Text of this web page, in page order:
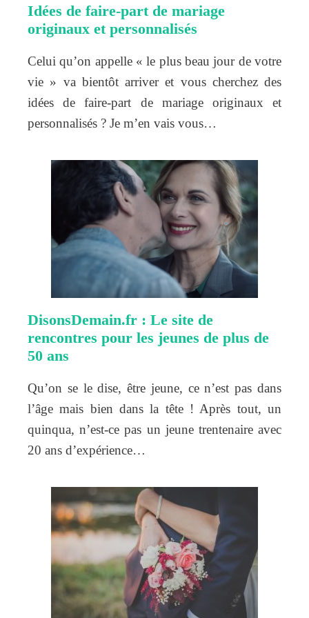
Idées de faire-part de mariage
originaux et personnalisés
Celui qu’on appelle « le plus beau jour de votre
vie » va bientôt arriver et vous cherchez des
idées de faire-part de mariage originaux et
personnalisés ? Je m’en vais vous…
DisonsDemain.fr : Le site de
rencontres pour les jeunes de plus de
50 ans
Qu’on se le dise, être jeune, ce n’est pas dans
l’âge mais bien dans la tête ! Après tout, un
quinqua, n’est-ce pas un jeune trentenaire avec
20 ans d’expérience…